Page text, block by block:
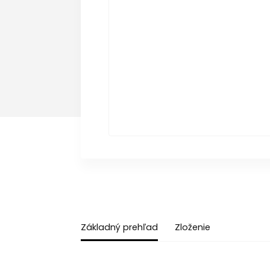
Základný prehľad Zloženie